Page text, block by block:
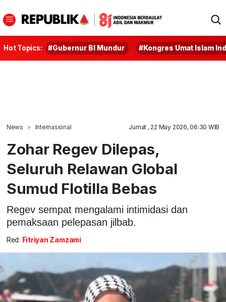
Hot Topics: #Gubernur BI Mundur #Kongres Umat Islam
News Internasional Jumat , 22 May 2026, 06:30 WIB
Zohar Regev Dilepas,
Seluruh Relawan Global
Sumud Flotilla Bebas
Regev sempat mengalami intimidasi dan
pemaksaan pelepasan jilbab.
Red: Fitriyan Zamzami